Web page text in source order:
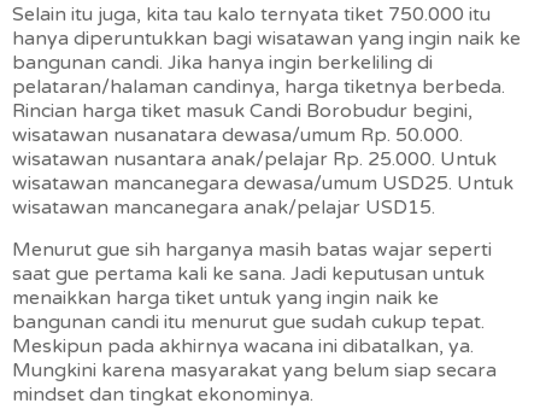
Selain itu juga, kita tau kalo ternyata tiket 750.000 itu
hanya diperuntukkan bagi wisatawan yang ingin naik ke
bangunan candi. Jika hanya ingin berkeliling di
pelataran/halaman candinya, harga tiketnya berbeda.
Rincian harga tiket masuk Candi Borobudur begini,
wisatawan nusanatara dewasa/umum Rp. 50.000.
wisatawan nusantara anak/pelajar Rp. 25.000. Untuk
wisatawan mancanegara dewasa/umum USD25. Untuk
wisatawan mancanegara anak/pelajar USD15.
Menurut gue sih harganya masih batas wajar seperti
saat gue pertama kali ke sana. Jadi keputusan untuk
menaikkan harga tiket untuk yang ingin naik ke
bangunan candi itu menurut gue sudah cukup tepat.
Meskipun pada akhirnya wacana ini dibatalkan, ya.
Mungkini karena masyarakat yang belum siap secara
mindset dan tingkat ekonominya.